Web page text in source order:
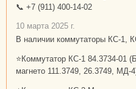
📞 +7 (911) 400-14-02
10 марта 2025 г.
В наличии коммутаторы КС-1,
⭐Коммутатор КС-1 84.3734-01
магнето 111.3749, 26.3749, МД-